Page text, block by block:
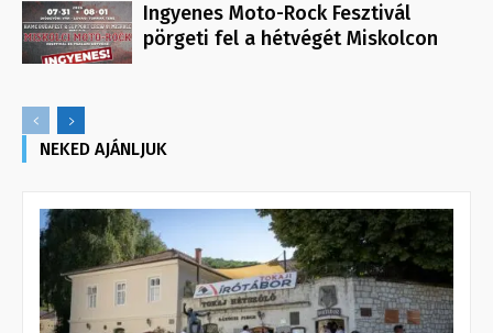
Ingyenes Moto-Rock Fesztivál
pörgeti fel a hétvégét Miskolcon
NEKED AJÁNLJUK